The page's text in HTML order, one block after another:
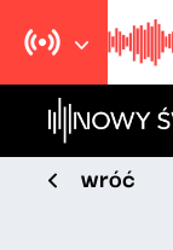
wróć